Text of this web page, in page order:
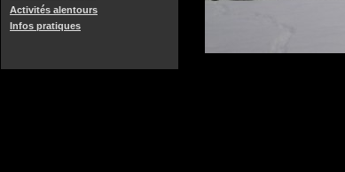
Activités alentours
Infos pratiques